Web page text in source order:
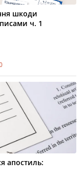
шкоди
ч. 1
апостиль: